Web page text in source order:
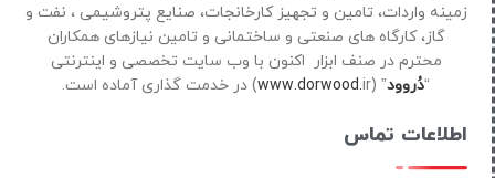
زمینه واردات، تامین و تجهیز کارخانجات، صنایع پتروشیمی ، نفت و
گاز، کارگاه های صنعتی و ساختمانی و تامین نیازهای همکاران
محترم در صنف ابزار اکنون با وب سایت تخصصی و اینترنتی
“دُروود” (
www.dorwood.ir) در خدمت گذاری آماده است.
اطلاعات تماس